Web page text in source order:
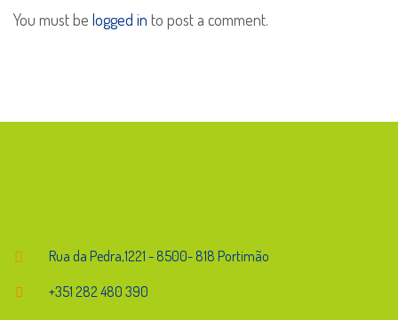
You must be logged in to post a comment.
Rua da Pedra,1221 - 8500- 818 Portimão
+351 282 480 390